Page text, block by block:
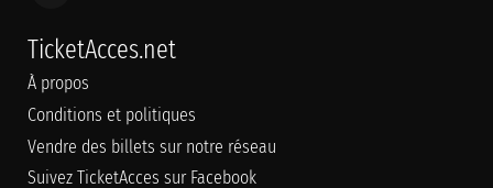
TicketAcces.net
À propos
Conditions et politiques
Vendre des billets sur notre réseau
Suivez TicketAcces sur Facebook